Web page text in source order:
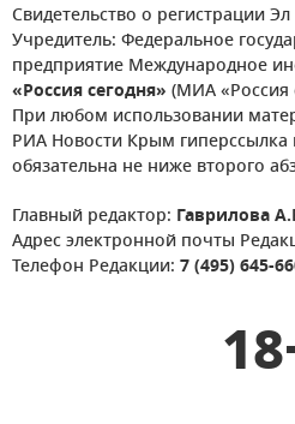
Свидетельство о регистрации
Учредитель: Федеральное
предприятие Международное
«Россия сегодня» (МИА «Россия
При любом использовании
РИА Новости Крым
обязательна не ниже второго
Главный редактор: Гаврилова
Адрес электронной почты
Телефон Редакции: 7 (495) 645-